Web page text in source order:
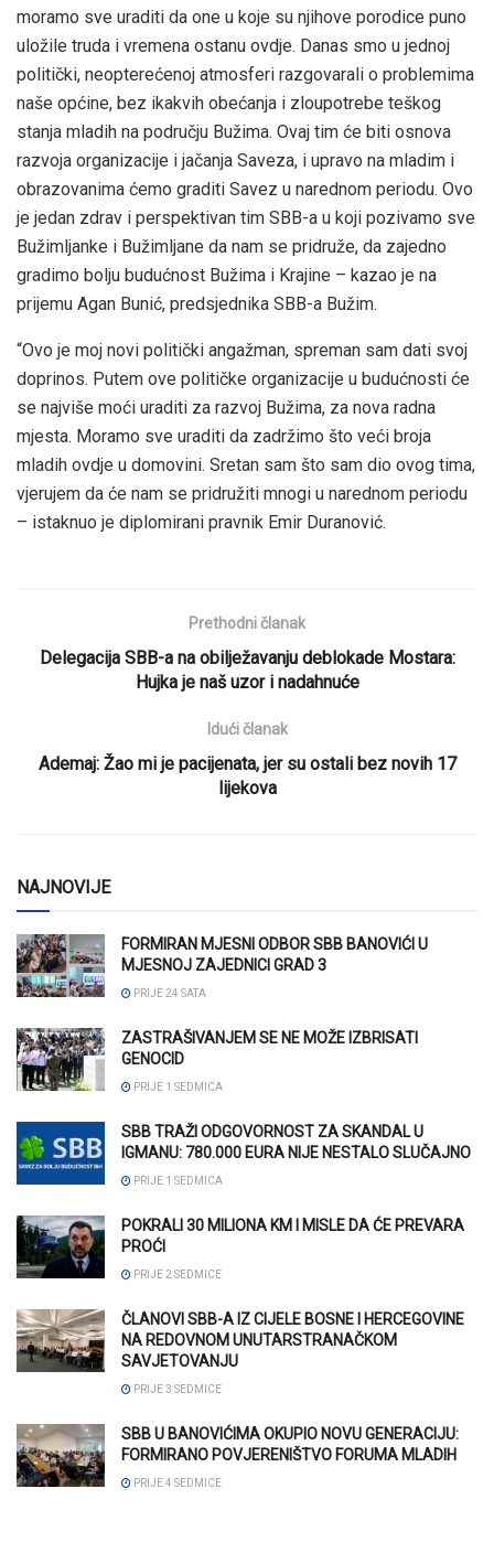
moramo sve uraditi da one u koje su njihove porodice puno
uložile truda i vremena ostanu ovdje. Danas smo u jednoj
politički, neopterećenoj atmosferi razgovarali o problemima
naše općine, bez ikakvih obećanja i zloupotrebe teškog
stanja mladih na području Bužima. Ovaj tim će biti osnova
razvoja organizacije i jačanja Saveza, i upravo na mladim i
obrazovanima ćemo graditi Savez u narednom periodu. Ovo
je jedan zdrav i perspektivan tim SBB-a u koji pozivamo sve
Bužimljanke i Bužimljane da nam se pridruže, da zajedno
gradimo bolju budućnost Bužima i Krajine – kazao je na
prijemu Agan Bunić, predsjednika SBB-a Bužim.
“Ovo je moj novi politički angažman, spreman sam dati svoj
doprinos. Putem ove političke organizacije u budućnosti će
se najviše moći uraditi za razvoj Bužima, za nova radna
mjesta. Moramo sve uraditi da zadržimo što veći broja
mladih ovdje u domovini. Sretan sam što sam dio ovog tima,
vjerujem da će nam se pridružiti mnogi u narednom periodu
– istaknuo je diplomirani pravnik Emir Duranović.
Prethodni članak
Delegacija SBB-a na obilježavanju deblokade Mostara:
Hujka je naš uzor i nadahnuće
Idući članak
Ademaj: Žao mi je pacijenata, jer su ostali bez novih 17
lijekova
NAJNOVIJE
FORMIRAN MJESNI ODBOR SBB BANOVIĆI U
MJESNOJ ZAJEDNICI GRAD 3
PRIJE 24 SATA
ZASTRAŠIVANJEM SE NE MOŽE IZBRISATI
GENOCID
PRIJE 1 SEDMICA
SBB TRAŽI ODGOVORNOST ZA SKANDAL U
IGMANU: 780.000 EURA NIJE NESTALO SLUČAJNO
PRIJE 1 SEDMICA
POKRALI 30 MILIONA KM I MISLE DA ĆE PREVARA
PROĆI
PRIJE 2 SEDMICE
ČLANOVI SBB-A IZ CIJELE BOSNE I HERCEGOVINE
NA REDOVNOM UNUTARSTRANAČKOM
SAVJETOVANJU
PRIJE 3 SEDMICE
SBB U BANOVIĆIMA OKUPIO NOVU GENERACIJU:
FORMIRANO POVJERENIŠTVO FORUMA MLADIH
PRIJE 4 SEDMICE